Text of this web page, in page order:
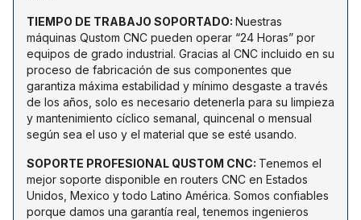
TIEMPO DE TRABAJO SOPORTADO: Nuestras
máquinas Qustom CNC pueden operar “24 Horas” por
equipos de grado industrial. Gracias al CNC incluido en su
proceso de fabricación de sus componentes que
garantiza máxima estabilidad y mínimo desgaste a través
de los años, solo es necesario detenerla para su limpieza
y mantenimiento cíclico semanal, quincenal o mensual
según sea el uso y el material que se esté usando.
SOPORTE PROFESIONAL QUSTOM CNC: Tenemos el
mejor soporte disponible en routers CNC en Estados
Unidos, Mexico y todo Latino América. Somos confiables
porque damos una garantía real, tenemos ingenieros